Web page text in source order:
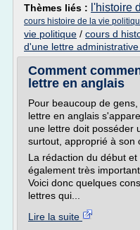
Thèmes liés : l'histoire
cours histoire de la vie
vie politique / cours d
d'une lettre
Comment
lettre en anglais
Pour beaucoup de
lettre en anglais
une lettre doit posséder
surtout, approprié à son
La rédaction du début
également très
Voici donc quelques
lettres qui...
Lire la suite